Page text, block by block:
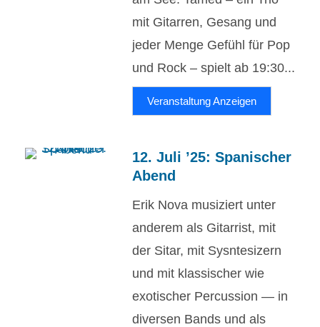
mit Gitarren, Gesang und
jeder Menge Gefühl für Pop
und Rock – spielt ab 19:30...
Veranstaltung Anzeigen
12. Juli ’25: Spanischer
Abend
Erik Nova musiziert unter
anderem als Gitarrist, mit
der Sitar, mit Sysntesizern
und mit klassischer wie
exotischer Percussion — in
diversen Bands und als